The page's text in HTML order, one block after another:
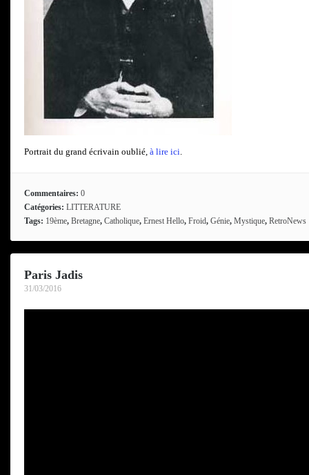
Portrait du grand écrivain oublié, à lire ici.
Commentaires: 0
Catégories: LITTERATURE
Tags: 19ème, Bretagne, Catholique, Ernest Hello, Froid, Génie, Mystique, RetroNews
Paris Jadis
31/03/2016